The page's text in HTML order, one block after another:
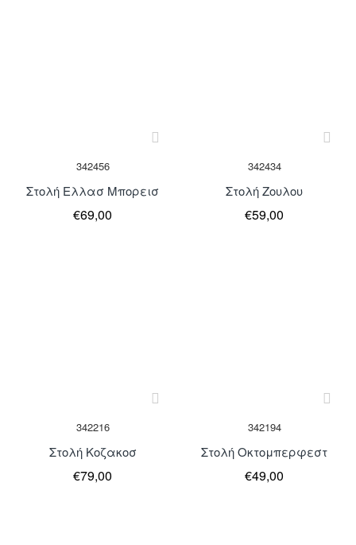
Μη Διαθέσιμο
342456
Στολή Ελλασ Μπορεισ
€69,00
Μη Διαθέσιμο
342434
Στολή Ζουλου
€59,00
Μη Διαθέσιμο
342216
Στολή Κοζακοσ
€79,00
Μη Διαθέσιμο
342194
Στολή Οκτομπερφεστ
€49,00